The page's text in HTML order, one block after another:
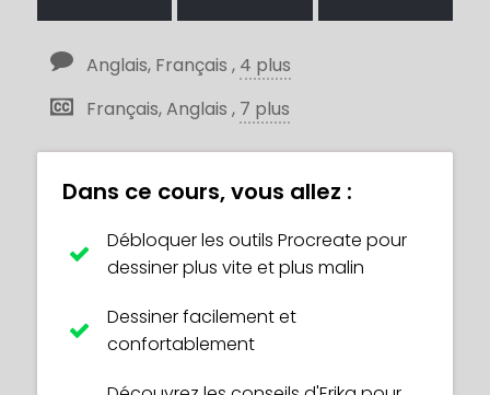
Anglais, Français , 4 plus
Français, Anglais , 7 plus
Dans ce cours, vous allez :
Débloquer les outils Procreate pour
dessiner plus vite et plus malin
Dessiner facilement et
confortablement